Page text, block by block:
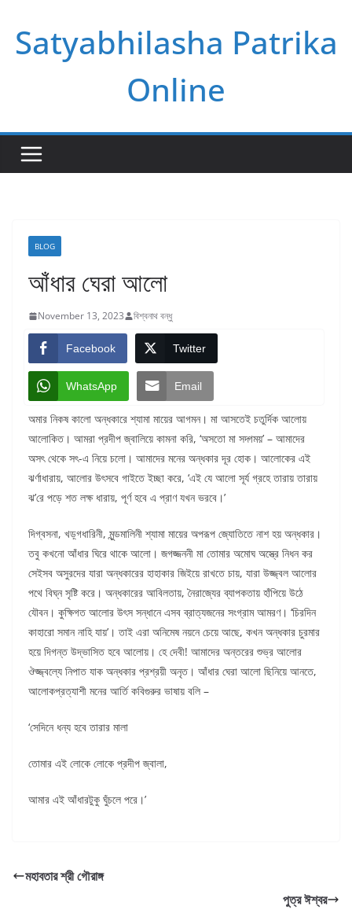
content
Satyabhilasha Patrika
Online
BLOG
আঁধার ঘেরা আলো
November 13, 2023 বিশ্বনাথ বন্ধু
Facebook Twitter
WhatsApp Email
অমার নিকষ কালো অন্ধকারে শ্যামা মায়ের আগমন। মা আসতেই চতুর্দিক আলোয়
আলোকিত। আমরা প্রদীপ জ্বালিয়ে কামনা করি, ‘অসতো মা সদ্গময়’ – আমাদের
অসৎ থেকে সৎ-এ নিয়ে চলো। আমাদের মনের অন্ধকার দূর হোক। আলোকের এই
ঝর্ণাধারায়, আলোর উৎসবে গাইতে ইচ্ছা করে, ‘এই যে আলো সূর্য গ্রহে তারায় তারায়
ঝ’রে পড়ে শত লক্ষ ধারায়, পূর্ণ হবে এ প্রাণ যখন ভরবে।’
দিগ্বসনা, খড়্গধারিনী, মুন্ডমালিনী শ্যামা মায়ের অপরূপ জ্যোতিতে নাশ হয় অন্ধকার।
তবু কখনো আঁধার ঘিরে থাকে আলো। জগজ্জননী মা তোমার অমোঘ অস্ত্রে নিধন কর
সেইসব অসুরদের যারা অন্ধকারের হাহাকার জিইয়ে রাখতে চায়, যারা উজ্জ্বল আলোর
পথে বিঘ্ন সৃষ্টি করে। অন্ধকারের আবিলতায়, নৈরাজ্যের ব্যাপকতায় হাঁপিয়ে উঠে
যৌবন। কুক্ষিগত আলোর উৎস সন্ধানে এসব ব্রাত্যজনের সংগ্রাম আমরণ। ‘চিরদিন
কাহারো সমান নাহি যায়’। তাই এরা অনিমেষ নয়নে চেয়ে আছে, কখন অন্ধকার চুরমার
হয়ে দিগন্ত উদ্ভাসিত হবে আলোয়। হে দেবী! আমাদের অন্তরের শুভ্র আলোর
ঔজ্জ্বল্যে নিপাত যাক অন্ধকার প্রশ্রয়ী অনৃত। আঁধার ঘেরা আলো ছিনিয়ে আনতে,
আলোকপ্রত্যাশী মনের আর্তি কবিগুরুর ভাষায় বলি –
‘সেদিনে ধন্য হবে তারার মালা
তোমার এই লোকে লোকে প্রদীপ জ্বালা,
আমার এই আঁধারটুকু ঘুঁচলে পরে।’
মহাবতার শ্রী গৌরাঙ্গ
পুত্র ঈশ্বর